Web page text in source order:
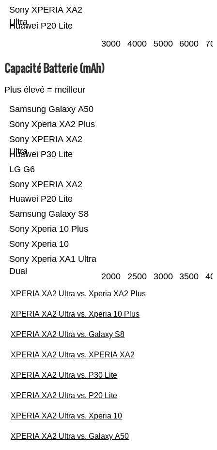
Huawei P20 Lite
Sony XPERIA XA2
Ultra
3000 4000 5000 6000
Capacité Batterie (mAh)
Plus élevé = meilleur
Sony Xperia XA1 Ultra
Dual
Sony Xperia 10
Sony Xperia 10 Plus
Samsung Galaxy S8
Huawei P20 Lite
Sony XPERIA XA2
LG G6
Huawei P30 Lite
Sony XPERIA XA2
Ultra
Sony Xperia XA2 Plus
Samsung Galaxy A50
2000 2500 3000 3500
XPERIA XA2 Ultra vs. Xperia XA2 Plus
XPERIA XA2 Ultra vs. Xperia 10 Plus
XPERIA XA2 Ultra vs. Galaxy S8
XPERIA XA2 Ultra vs. XPERIA XA2
XPERIA XA2 Ultra vs. P30 Lite
XPERIA XA2 Ultra vs. P20 Lite
XPERIA XA2 Ultra vs. Xperia 10
XPERIA XA2 Ultra vs. Galaxy A50